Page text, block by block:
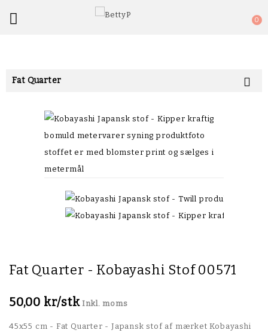
 0
Fat Quarter 
Fat Quarter - Kobayashi Stof 00571
50,00 kr/stk Inkl. moms
45x55 cm - Fat Quarter - Japansk stof af mærket Kobayashi